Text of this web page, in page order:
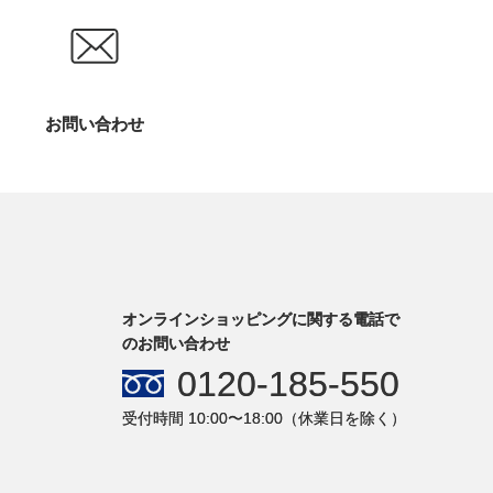
お問い合わせ
オンラインショッピングに関する電話で
のお問い合わせ
0120-185-550
受付時間 10:00〜18:00（休業日を除く）